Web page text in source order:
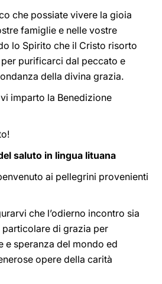
che possiate vivere la gioia
famiglie e nelle vostre
lo Spirito che il Cristo risorto
purificarci dal peccato e
della divina grazia.
imparto la Benedizione
saluto in lingua lituana
ai pellegrini provenienti
che l’odierno incontro sia
di grazia per
e speranza del mondo ed
opere della carità